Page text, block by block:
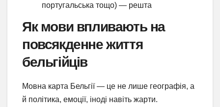
португальська тощо) — решта
Як мови впливають на
повсякденне життя
бельгійців
Мовна карта Бельгії — це не лише географія, а
й політика, емоції, іноді навіть жарти.